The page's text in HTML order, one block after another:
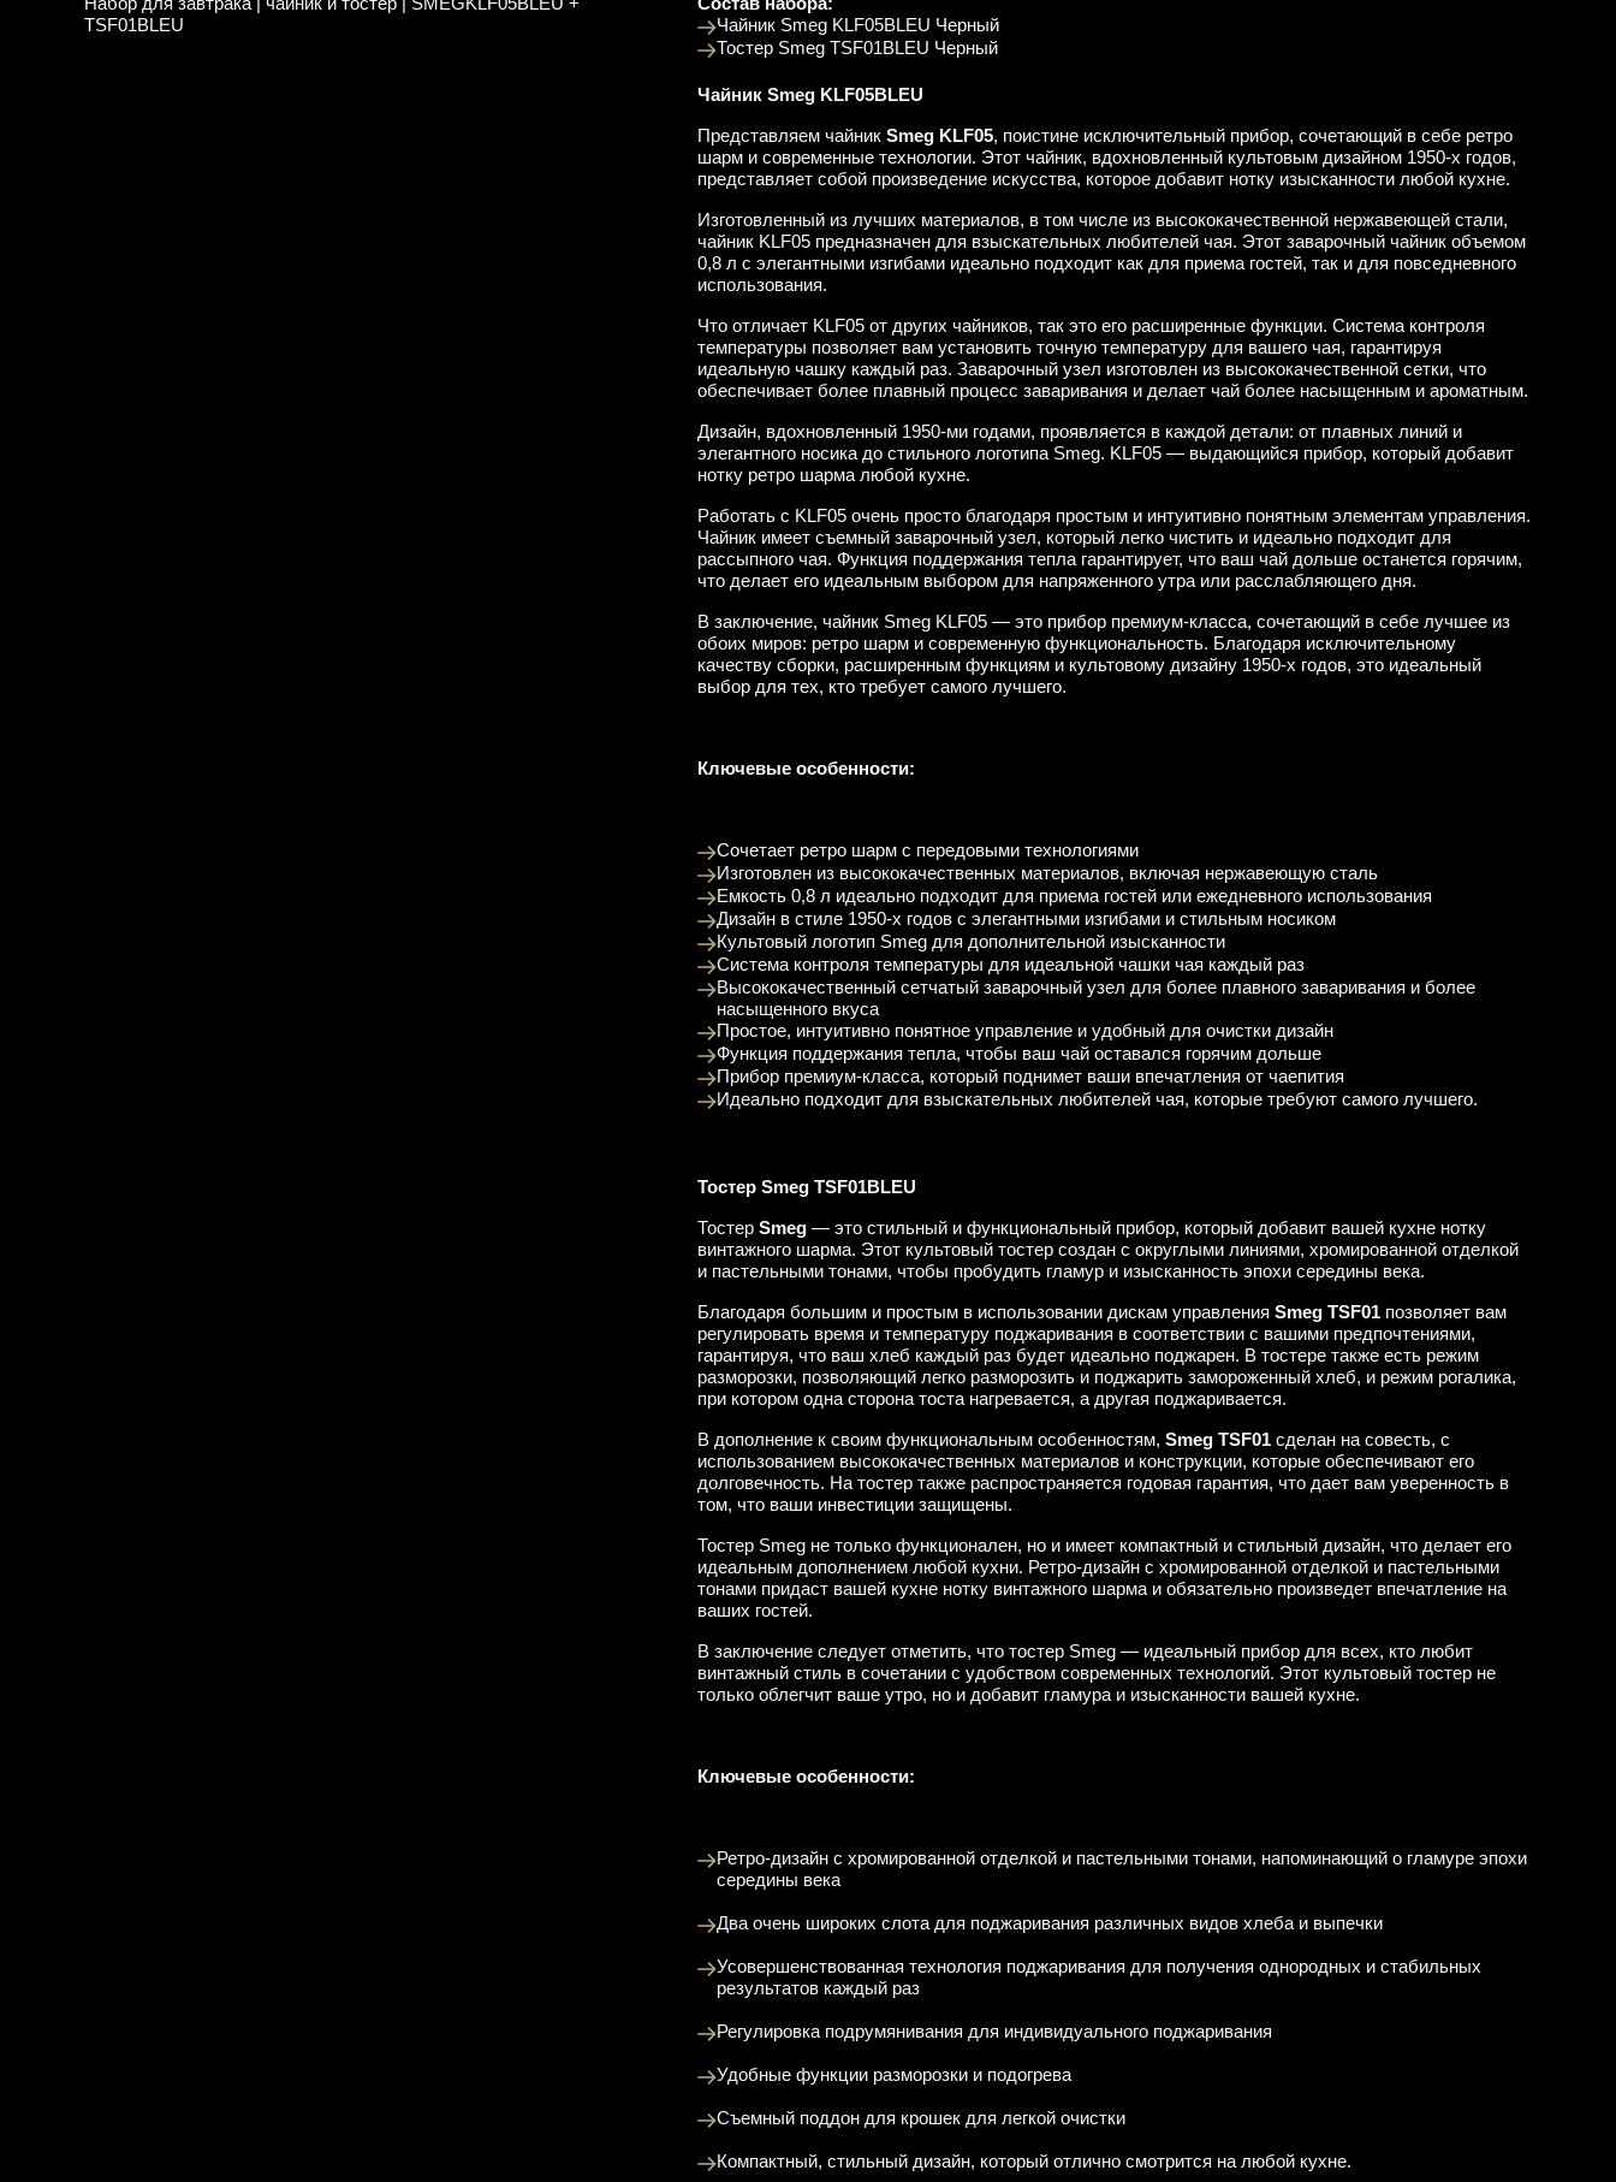
TSF01BLEU
Чайник Smeg KLF05BLEU Черный
Тостер Smeg TSF01BLEU Черный
Чайник Smeg KLF05BLEU
Представляем чайник Smeg KLF05, поистине исключительный прибор, сочетающий в себе ретро
шарм и современные технологии. Этот чайник, вдохновленный культовым дизайном 1950-х годов,
представляет собой произведение искусства, которое добавит нотку изысканности любой кухне.
Изготовленный из лучших материалов, в том числе из высококачественной нержавеющей стали,
чайник KLF05 предназначен для взыскательных любителей чая. Этот заварочный чайник объемом
0,8 л с элегантными изгибами идеально подходит как для приема гостей, так и для повседневного
использования.
Что отличает KLF05 от других чайников, так это его расширенные функции. Система контроля
температуры позволяет вам установить точную температуру для вашего чая, гарантируя
идеальную чашку каждый раз. Заварочный узел изготовлен из высококачественной сетки, что
обеспечивает более плавный процесс заваривания и делает чай более насыщенным и ароматным.
Дизайн, вдохновленный 1950-ми годами, проявляется в каждой детали: от плавных линий и
элегантного носика до стильного логотипа Smeg. KLF05 — выдающийся прибор, который добавит
нотку ретро шарма любой кухне.
Работать с KLF05 очень просто благодаря простым и интуитивно понятным элементам управления.
Чайник имеет съемный заварочный узел, который легко чистить и идеально подходит для
рассыпного чая. Функция поддержания тепла гарантирует, что ваш чай дольше останется горячим,
что делает его идеальным выбором для напряженного утра или расслабляющего дня.
В заключение, чайник Smeg KLF05 — это прибор премиум-класса, сочетающий в себе лучшее из
обоих миров: ретро шарм и современную функциональность. Благодаря исключительному
качеству сборки, расширенным функциям и культовому дизайну 1950-х годов, это идеальный
выбор для тех, кто требует самого лучшего.
Ключевые особенности:
Сочетает ретро шарм с передовыми технологиями
Изготовлен из высококачественных материалов, включая нержавеющую сталь
Емкость 0,8 л идеально подходит для приема гостей или ежедневного использования
Дизайн в стиле 1950-х годов с элегантными изгибами и стильным носиком
Культовый логотип Smeg для дополнительной изысканности
Система контроля температуры для идеальной чашки чая каждый раз
Высококачественный сетчатый заварочный узел для более плавного заваривания и более
насыщенного вкуса
Простое, интуитивно понятное управление и удобный для очистки дизайн
Функция поддержания тепла, чтобы ваш чай оставался горячим дольше
Прибор премиум-класса, который поднимет ваши впечатления от чаепития
Идеально подходит для взыскательных любителей чая, которые требуют самого лучшего.
Тостер Smeg TSF01BLEU
Тостер Smeg — это стильный и функциональный прибор, который добавит вашей кухне нотку
винтажного шарма. Этот культовый тостер создан с округлыми линиями, хромированной отделкой
и пастельными тонами, чтобы пробудить гламур и изысканность эпохи середины века.
Благодаря большим и простым в использовании дискам управления Smeg TSF01 позволяет вам
регулировать время и температуру поджаривания в соответствии с вашими предпочтениями,
гарантируя, что ваш хлеб каждый раз будет идеально поджарен. В тостере также есть режим
разморозки, позволяющий легко разморозить и поджарить замороженный хлеб, и режим рогалика,
при котором одна сторона тоста нагревается, а другая поджаривается.
В дополнение к своим функциональным особенностям, Smeg TSF01 сделан на совесть, с
использованием высококачественных материалов и конструкции, которые обеспечивают его
долговечность. На тостер также распространяется годовая гарантия, что дает вам уверенность в
том, что ваши инвестиции защищены.
Тостер Smeg не только функционален, но и имеет компактный и стильный дизайн, что делает его
идеальным дополнением любой кухни. Ретро-дизайн с хромированной отделкой и пастельными
тонами придаст вашей кухне нотку винтажного шарма и обязательно произведет впечатление на
ваших гостей.
В заключение следует отметить, что тостер Smeg — идеальный прибор для всех, кто любит
винтажный стиль в сочетании с удобством современных технологий. Этот культовый тостер не
только облегчит ваше утро, но и добавит гламура и изысканности вашей кухне.
Ключевые особенности:
Ретро-дизайн с хромированной отделкой и пастельными тонами, напоминающий о гламуре эпохи
середины века
Два очень широких слота для поджаривания различных видов хлеба и выпечки
Усовершенствованная технология поджаривания для получения однородных и стабильных
результатов каждый раз
Регулировка подрумянивания для индивидуального поджаривания
Удобные функции разморозки и подогрева
Съемный поддон для крошек для легкой очистки
Компактный, стильный дизайн, который отлично смотрится на любой кухне.